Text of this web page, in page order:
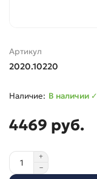
Артикул
2020.10220
В наличии ✓
4469 руб.